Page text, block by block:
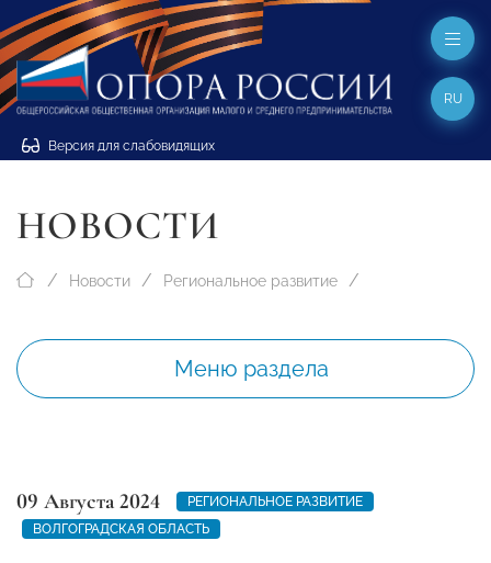
Версия для слабовидящих
RU
НОВОСТИ
Новости Региональное развитие
Меню раздела
09 Августа 2024
РЕГИОНАЛЬНОЕ РАЗВИТИЕ
ВОЛГОГРАДСКАЯ ОБЛАСТЬ